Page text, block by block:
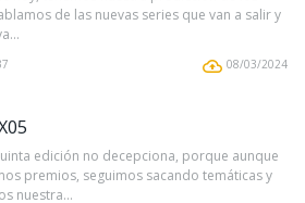
de las nuevas series que van a salir y
08/03/2024
edición no decepciona, porque aunque
premios, seguimos sacando temáticas y
nuestra...